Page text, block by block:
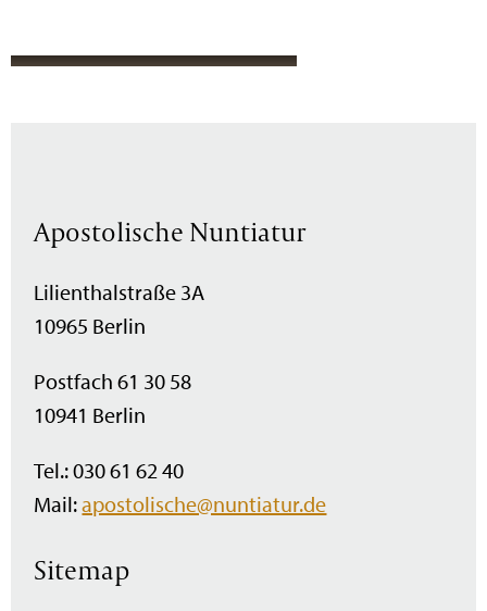
Apostolische Nuntiatur
Lilienthalstraße 3A
10965 Berlin
Postfach 61 30 58
10941 Berlin
Tel.: 030 61 62 40
Mail:apostolische@nuntiatur.de
Sitemap